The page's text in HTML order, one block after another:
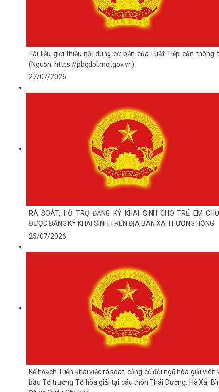
Tài liệu giới thiệu nội dung cơ bản của Luật Tiếp cận thông
(Nguồn: https://pbgdpl.moj.gov.vn)
27/07/2026
RÀ SOÁT, HỖ TRỢ ĐĂNG KÝ KHAI SINH CHO TRẺ EM
ĐƯỢC ĐĂNG KÝ KHAI SINH TRÊN ĐỊA BÀN XÃ THƯỢNG HỒNG
25/07/2026
Kế hoạch Triển khai việc rà soát, củng cố đội ngũ hòa giải viên
bầu Tổ trưởng Tổ hòa giải tại các thôn Thái Dương, Hà Xá,